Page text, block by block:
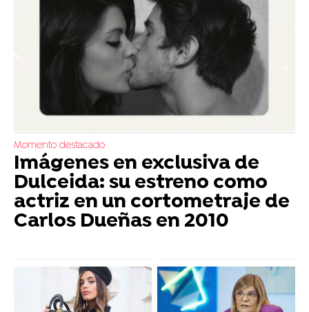
Momento destacado
Imágenes en exclusiva de
Dulceida: su estreno como
actriz en un cortometraje de
Carlos Dueñas en 2010